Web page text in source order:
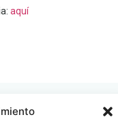
aquí